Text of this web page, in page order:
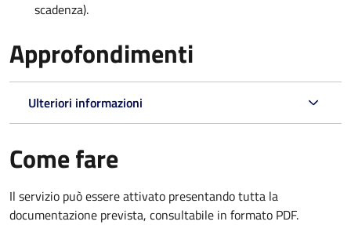
scadenza).
Approfondimenti
Ulteriori informazioni
Come fare
Il servizio può essere attivato presentando tutta la
documentazione prevista, consultabile in formato PDF.